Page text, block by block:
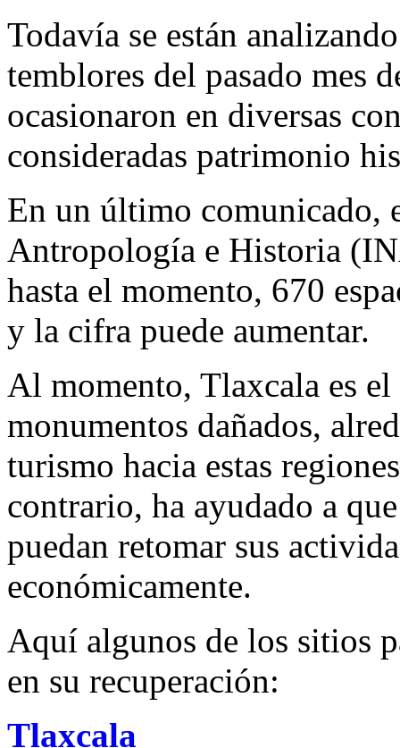
Todavía se están
temblores del pasado mes
ocasionaron en diversas
consideradas patrimonio
En un último comunicado,
Antropología e Historia
hasta el momento, 670
y la cifra puede aumentar.
Al momento, Tlaxcala es el
monumentos dañados,
turismo hacia estas
contrario, ha ayudado a
puedan retomar sus
económicamente.
Aquí algunos de los sitios
en su recuperación:
Tlaxcala